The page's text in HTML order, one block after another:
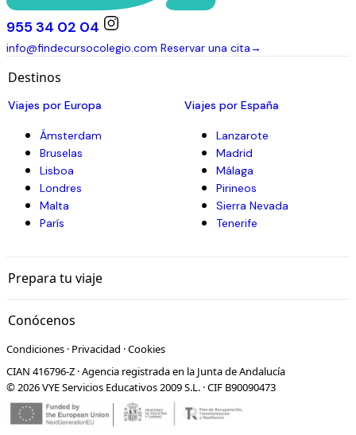
955 34 02 04
info@findecursocolegio.com Reservar una cita→
Destinos
Viajes por Europa
Ámsterdam
Bruselas
Lisboa
Londres
Malta
París
Viajes por España
Lanzarote
Madrid
Málaga
Pirineos
Sierra Nevada
Tenerife
Prepara tu viaje
Conócenos
Condiciones · Privacidad ·Cookies
CIAN 416796-Z · Agencia registrada en la Junta de Andalucía
© 2026 VYE Servicios Educativos 2009 S.L. · CIF B90090473